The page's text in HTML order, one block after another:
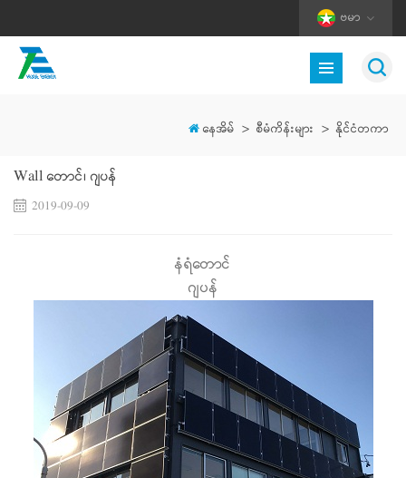
ဗမာ
နေအိမ် > စီမံကိန်းများ > နိုင်ငံတကာ
Wall တောင်၊ ဂျပန်
2019-09-09
နံရံတောင်
ဂျပန်